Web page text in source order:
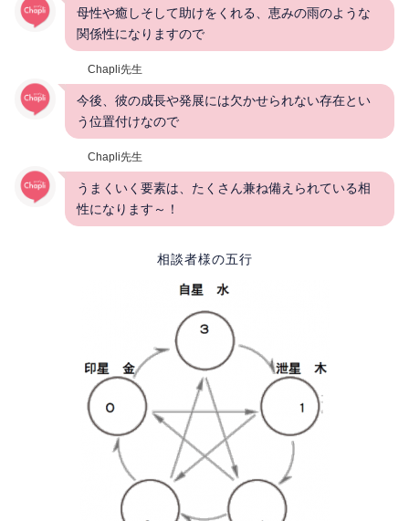
母性や癒しそして助けをくれる、恵みの雨のような
関係性になりますので
Chapli先生
今後、彼の成長や発展には欠かせられない存在とい
う位置付けなので
Chapli先生
うまくいく要素は、たくさん兼ね備えられている相
性になります～！
相談者様の五行